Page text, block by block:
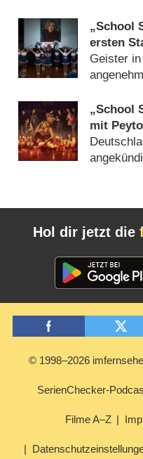
„School
ersten
Geister
„School
mit
zweite
Hol dir jetzt die
© 1998–2026
SerienChecker-
Filme A–Z